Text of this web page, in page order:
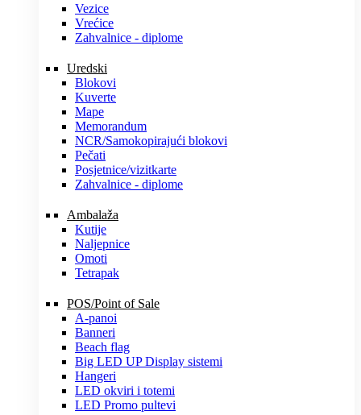
Vezice
Vrećice
Zahvalnice - diplome
Uredski
Blokovi
Kuverte
Mape
Memorandum
NCR/Samokopirajući blokovi
Pečati
Posjetnice/vizitkarte
Zahvalnice - diplome
Ambalaža
Kutije
Naljepnice
Omoti
Tetrapak
POS/Point of Sale
A-panoi
Banneri
Beach flag
Big LED UP Display sistemi
Hangeri
LED okviri i totemi
LED Promo pultevi